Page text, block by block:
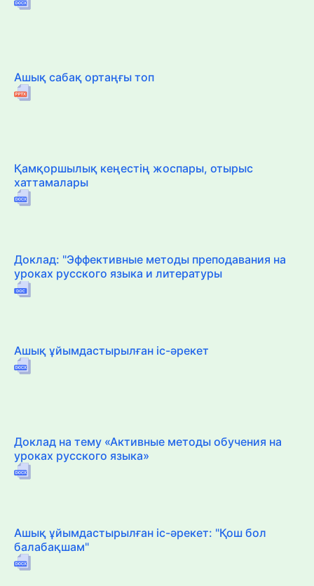
Ашық сабақ ортаңғы топ
Қамқоршылық кеңестің жоспары, отырыс
хаттамалары
Доклад: "Эффективные методы преподавания на
уроках русского языка и литературы
Ашық ұйымдастырылған іс-әрекет
Доклад на тему «Активные методы обучения на
уроках русского языка»
Ашық ұйымдастырылған іс-әрекет: "Қош бол
балабақшам"